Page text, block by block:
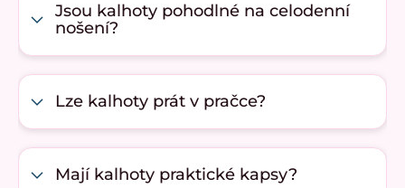
Jsou kalhoty pohodlné na celodenní
nošení?
Lze kalhoty prát v pračce?
Mají kalhoty praktické kapsy?